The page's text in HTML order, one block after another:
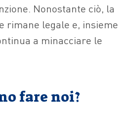
Nonostante ciò, la
rimane legale e, insieme
a minacciare le
fare noi?